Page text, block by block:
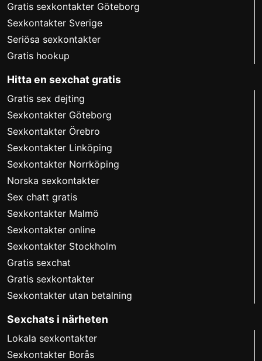
Gratis sexkontakter Göteborg
Sexkontakter Sverige
Seriösa sexkontakter
Gratis hookup
Hitta en sexchat gratis
Gratis sex dejting
Sexkontakter Göteborg
Sexkontakter Örebro
Sexkontakter Linköping
Sexkontakter Norrköping
Norska sexkontakter
Sex chatt gratis
Sexkontakter Malmö
Sexkontakter online
Sexkontakter Stockholm
Gratis sexchat
Gratis sexkontakter
Sexkontakter utan betalning
Sexchats i närheten
Lokala sexkontakter
Sexkontakter Borås